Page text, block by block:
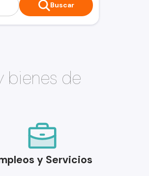
Buscar
bienes de
y Servicios